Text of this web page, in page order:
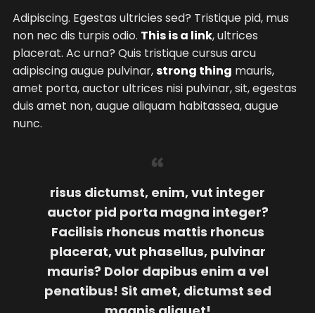
Adipiscing. Egestas ultricies sed? Tristique pid, mus
non nec dis turpis odio. This is a link, ultrices
placerat. Ac urna? Quis tristique cursus arcu
adipiscing augue pulvinar,strong thing mauris,
amet porta, auctor ultrices nisi pulvinar, sit, egestas
duis amet non, augue aliquam habitassea, augue
nunc.
risus dictumst, enim, vut integer
auctor pid porta magna integer?
Facilisis rhoncus mattis rhoncus
placerat, vut phasellus, pulvinar
mauris? Dolor dapibus enim a vel
penatibus! Sit amet, dictumst sed